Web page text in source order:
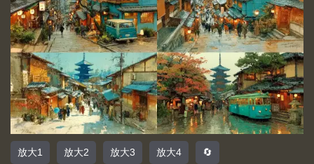
放大1 放大2 放大3 放大4 🔄